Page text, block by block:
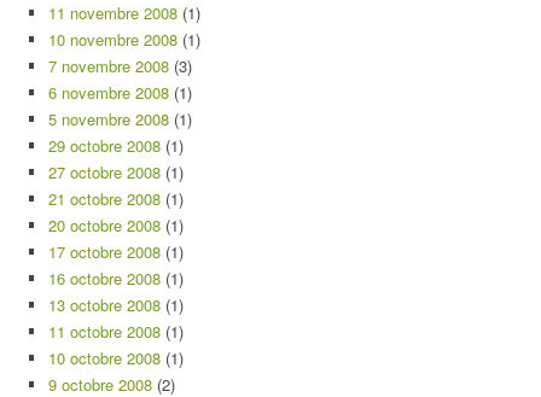
11 novembre 2008 (1)
10 novembre 2008 (1)
7 novembre 2008 (3)
6 novembre 2008 (1)
5 novembre 2008 (1)
29 octobre 2008 (1)
27 octobre 2008 (1)
21 octobre 2008 (1)
20 octobre 2008 (1)
17 octobre 2008 (1)
16 octobre 2008 (1)
13 octobre 2008 (1)
11 octobre 2008 (1)
10 octobre 2008 (1)
9 octobre 2008 (2)